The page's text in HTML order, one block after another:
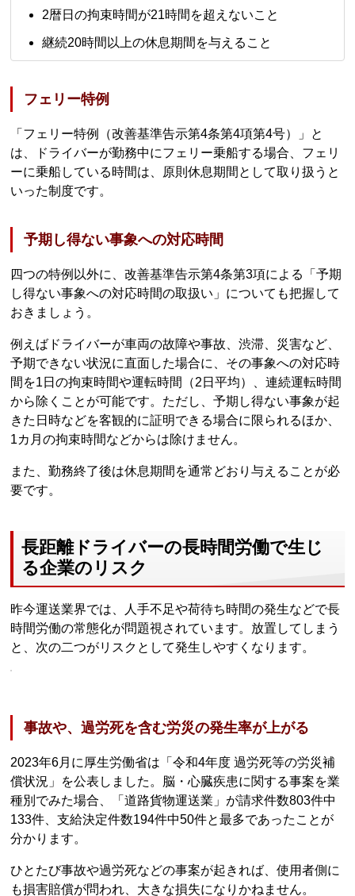
2暦日の拘束時間が21時間を超えないこと
継続20時間以上の休息期間を与えること
フェリー特例
「フェリー特例（改善基準告示第4条第4項第4号）」と
は、ドライバーが勤務中にフェリー乗船する場合、フェリ
ーに乗船している時間は、原則休息期間として取り扱うと
いった制度です。
予期し得ない事象への対応時間
四つの特例以外に、改善基準告示第4条第3項による「予期
し得ない事象への対応時間の取扱い」についても把握して
おきましょう。
例えばドライバーが車両の故障や事故、渋滞、災害など、
予期できない状況に直面した場合に、その事象への対応時
間を1日の拘束時間や運転時間（2日平均）、連続運転時間
から除くことが可能です。ただし、予期し得ない事象が起
きた日時などを客観的に証明できる場合に限られるほか、
1カ月の拘束時間などからは除けません。
また、勤務終了後は休息期間を通常どおり与えることが必
要です。
長距離ドライバーの長時間労働で生じ
る企業のリスク
昨今運送業界では、人手不足や荷待ち時間の発生などで長
時間労働の常態化が問題視されています。放置してしまう
と、次の二つがリスクとして発生しやすくなります。
事故や、過労死を含む労災の発生率が上がる
2023年6月に厚生労働省は「令和4年度 過労死等の労災補
償状況」を公表しました。脳・心臓疾患に関する事案を業
種別でみた場合、「道路貨物運送業」が請求件数803件中
133件、支給決定件数194件中50件と最多であったことが
分かります。
ひとたび事故や過労死などの事案が起きれば、使用者側に
も損害賠償が問われ、大きな損失になりかねません。